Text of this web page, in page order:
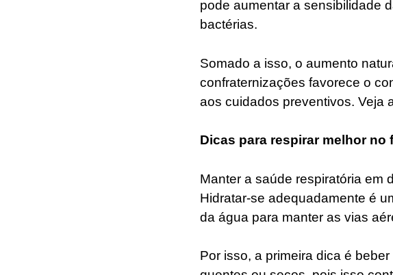
pode aumentar a sensibilidade
bactérias.
Somado a isso, o aumento
confraternizações favorece o
aos cuidados preventivos. Veja
Dicas para respirar melhor no
Manter a saúde respiratória em
Hidratar-se adequadamente é
da água para manter as vias
Por isso, a primeira dica é